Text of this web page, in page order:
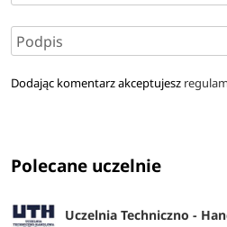
Dodając komentarz akceptujesz
Polecane uczelnie
Uczelnia Techniczno - Handlowa im. H.